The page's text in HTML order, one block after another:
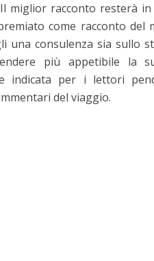
miglior racconto resterà in
come racconto del
una consulenza sia sullo
più appetibile la
indicata per i lettori
del viaggio.